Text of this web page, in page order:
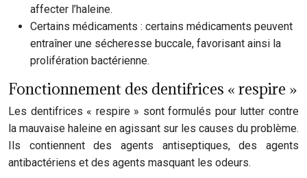
affecter l’haleine.
Certains médicaments : certains médicaments peuvent
entraîner une sécheresse buccale, favorisant ainsi la
prolifération bactérienne.
Fonctionnement des dentifrices « respire »
Les dentifrices « respire » sont formulés pour lutter contre
la mauvaise haleine en agissant sur les causes du problème.
Ils contiennent des agents antiseptiques, des agents
antibactériens et des agents masquant les odeurs.